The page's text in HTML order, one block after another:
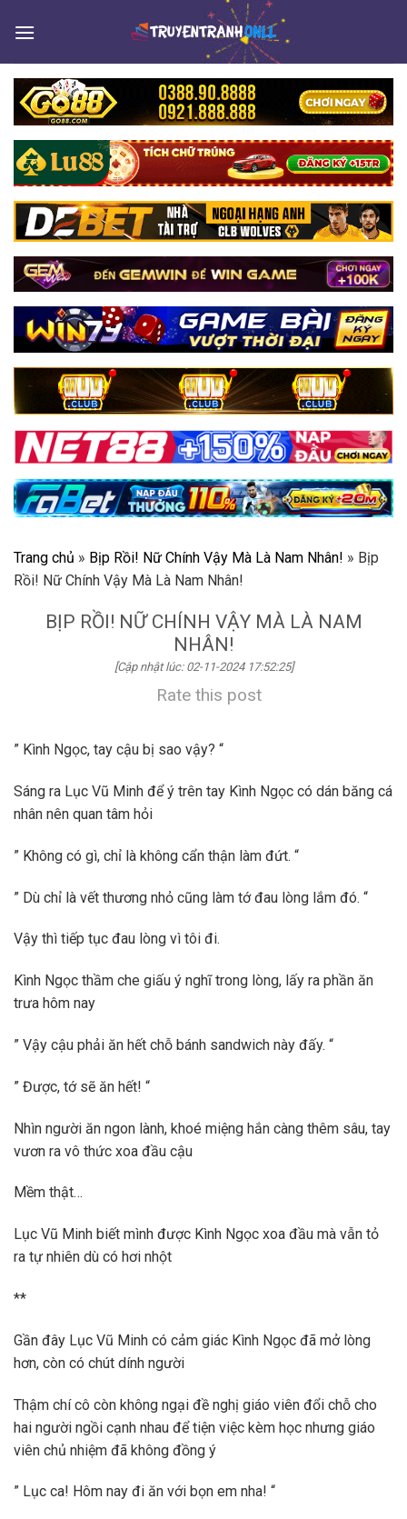
Trang chủ » Bịp Rồi! Nữ Chính Vậy Mà Là Nam Nhân! » Bịp
Rồi! Nữ Chính Vậy Mà Là Nam Nhân!
BỊP RỒI! NỮ CHÍNH VẬY MÀ LÀ NAM
NHÂN!
[Cập nhật lúc: 02-11-2024 17:52:25]
Rate this post
” Kình Ngọc, tay cậu bị sao vậy? “
Sáng ra Lục Vũ Minh để ý trên tay Kình Ngọc có dán băng cá
nhân nên quan tâm hỏi
” Không có gì, chỉ là không cẩn thận làm đứt. “
” Dù chỉ là vết thương nhỏ cũng làm tớ đau lòng lắm đó. “
Vậy thì tiếp tục đau lòng vì tôi đi.
Kình Ngọc thầm che giấu ý nghĩ trong lòng, lấy ra phần ăn
trưa hôm nay
” Vậy cậu phải ăn hết chỗ bánh sandwich này đấy. “
” Được, tớ sẽ ăn hết! “
Nhìn người ăn ngon lành, khoé miệng hắn càng thêm sâu, tay
vươn ra vô thức xoa đầu cậu
Mềm thật…
Lục Vũ Minh biết mình được Kình Ngọc xoa đầu mà vẫn tỏ
ra tự nhiên dù có hơi nhột
**
Gần đây Lục Vũ Minh có cảm giác Kình Ngọc đã mở lòng
hơn, còn có chút dính người
Thậm chí cô còn không ngại đề nghị giáo viên đổi chỗ cho
hai người ngồi cạnh nhau để tiện việc kèm học nhưng giáo
viên chủ nhiệm đã không đồng ý
” Lục ca! Hôm nay đi ăn với bọn em nha! “